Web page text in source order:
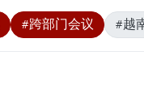
#跨部门会议 #越